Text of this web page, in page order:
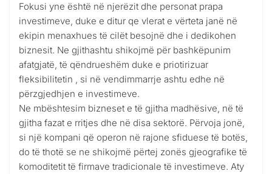
Fokusi yne është në njerëzit dhe personat prapa
investimeve, duke e ditur qe vlerat e vërteta janë në
ekipin menaxhues të cilët besojnë dhe i dedikohen
biznesit. Ne gjithashtu shikojmë për bashkëpunim
afatgjatë, të qëndrueshëm duke e priotirizuar
fleksibilitetin , si në vendimmarrje ashtu edhe në
përzgjedhjen e investimeve.
Ne mbështesim bizneset e të gjitha madhësive, në të
gjitha fazat e rritjes dhe në disa sektorë. Përvoja jonë,
si një kompani që operon në rajone sfiduese të botës,
do të thotë se ne shikojmë përtej zonës gjeografike të
komoditetit të firmave tradicionale të investimeve. Aty